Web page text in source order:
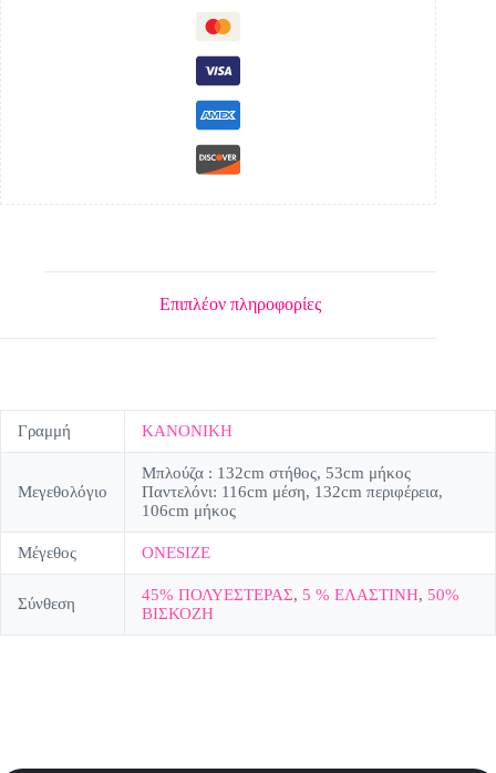
Επιπλέον πληροφορίες
Γραμμή ΚΑΝΟΝΙΚΗ
Μεγεθολόγιο
Μπλούζα : 132cm στήθος, 53cm μήκος
Παντελόνι: 116cm μέση, 132cm περιφέρεια,
106cm μήκος
Μέγεθος ONESIZE
Σύνθεση 45% ΠΟΛΥΕΣΤΕΡΑΣ, 5 % ΕΛΑΣΤΙΝΗ, 50%
ΒΙΣΚΟΖΗ